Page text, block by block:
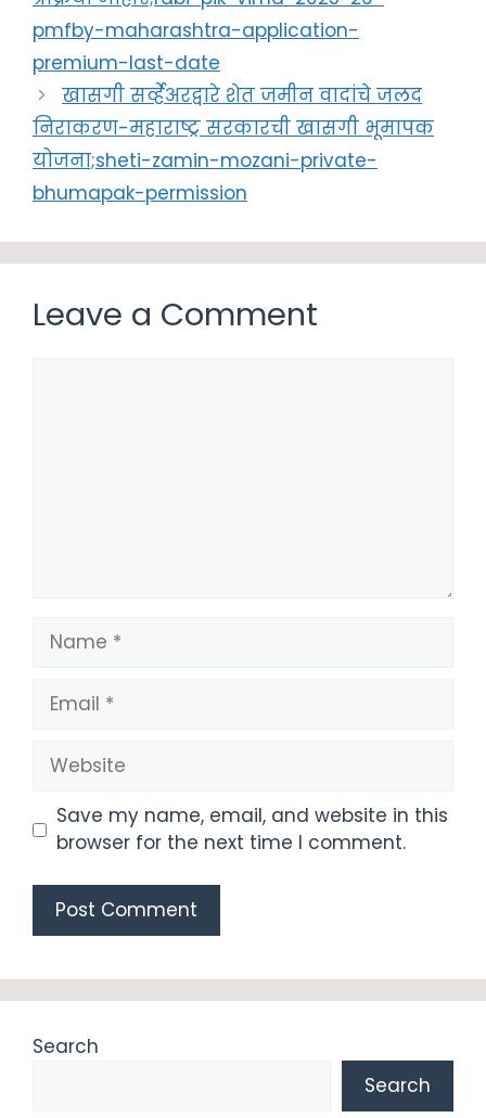
pmfby-maharashtra-application-
premium-last-date
खासगी सर्व्हेअरद्वारे शेत जमीन वादांचे जलद
निराकरण-महाराष्ट्र सरकारची खासगी भूमापक
योजना;sheti-zamin-mozani-private-
bhumapak-permission
Leave a Comment
Name
Email
Website
Save my name, email, and website in this
browser for the next time I comment.
Search
Search